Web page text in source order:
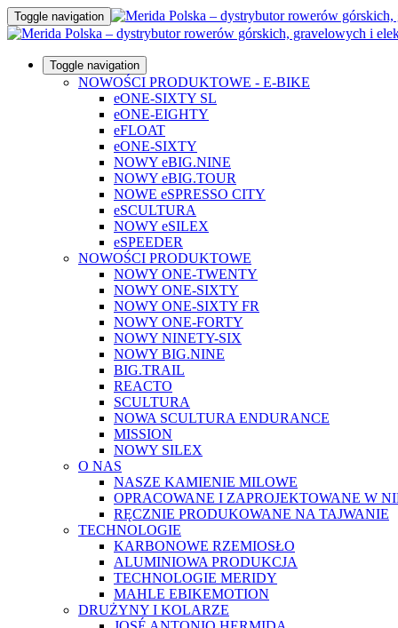
Toggle navigation
Toggle navigation
NOWOŚCI PRODUKTOWE - E-BIKE
eONE-SIXTY SL
eONE-EIGHTY
eFLOAT
eONE-SIXTY
NOWY eBIG.NINE
NOWY eBIG.TOUR
NOWE eSPRESSO CITY
eSCULTURA
NOWY eSILEX
eSPEEDER
NOWOŚCI PRODUKTOWE
NOWY ONE-TWENTY
NOWY ONE-SIXTY
NOWY ONE-SIXTY FR
NOWY ONE-FORTY
NOWY NINETY-SIX
NOWY BIG.NINE
BIG.TRAIL
REACTO
SCULTURA
NOWA SCULTURA ENDURANCE
MISSION
NOWY SILEX
O NAS
NASZE KAMIENIE MILOWE
OPRACOWANE I ZAPROJEKTOWANE W
RĘCZNIE PRODUKOWANE NA TAJWANIE
TECHNOLOGIE
KARBONOWE RZEMIOSŁO
ALUMINIOWA PRODUKCJA
TECHNOLOGIE MERIDY
MAHLE EBIKEMOTION
DRUŻYNY I KOLARZE